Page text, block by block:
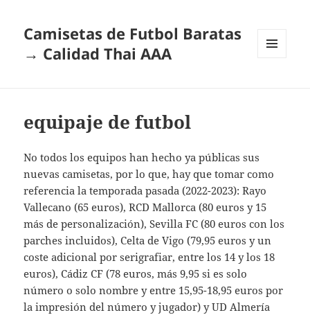
Camisetas de Futbol Baratas
→ Calidad Thai AAA
equipaje de futbol
No todos los equipos han hecho ya públicas sus
nuevas camisetas, por lo que, hay que tomar como
referencia la temporada pasada (2022-2023): Rayo
Vallecano (65 euros), RCD Mallorca (80 euros y 15
más de personalización), Sevilla FC (80 euros con los
parches incluidos), Celta de Vigo (79,95 euros y un
coste adicional por serigrafiar, entre los 14 y los 18
euros), Cádiz CF (78 euros, más 9,95 si es solo
número o solo nombre y entre 15,95-18,95 euros por
la impresión del número y jugador) y UD Almería